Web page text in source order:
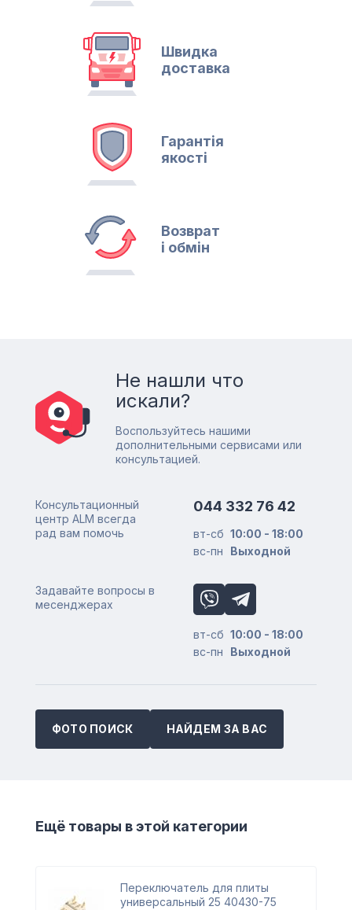
Швидка
доставка
Гарантія
якості
Возврат
і обмін
Не нашли что
искали?
Воспользуйтесь нашими
дополнительными сервисами или
консультацией.
Консультационный
центр ALM всегда
рад вам помочь
044 332 76 42
вт-сб 10:00 - 18:00
вс-пн
Выходной
Задавайте вопросы в
месенджерах
вт-сб 10:00 - 18:00
вс-пн
Выходной
ФОТО ПОИСК НАЙДЕМ ЗА ВАС
Ещё товары в этой категории
Переключатель для плиты
универсальный 25 40430-75